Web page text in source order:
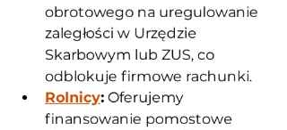
obrotowego na uregulowanie
zaległości w Urzędzie
Skarbowym lub ZUS, co
odblokuje firmowe rachunki.
Rolnicy: Oferujemy
finansowanie pomostowe